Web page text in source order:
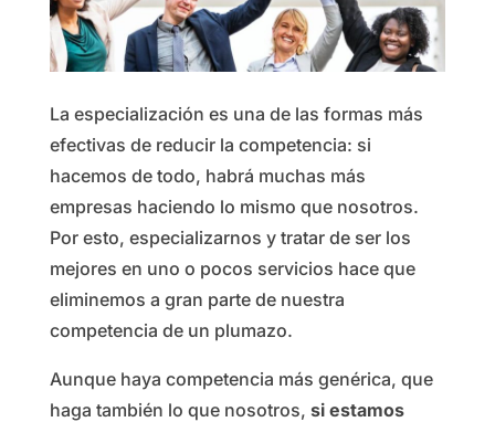
La especialización es una de las formas más
efectivas de reducir la competencia: si
hacemos de todo, habrá muchas más
empresas haciendo lo mismo que nosotros.
Por esto, especializarnos y tratar de ser los
mejores en uno o pocos servicios hace que
eliminemos a gran parte de nuestra
competencia de un plumazo.
Aunque haya competencia más genérica, que
haga también lo que nosotros, si estamos